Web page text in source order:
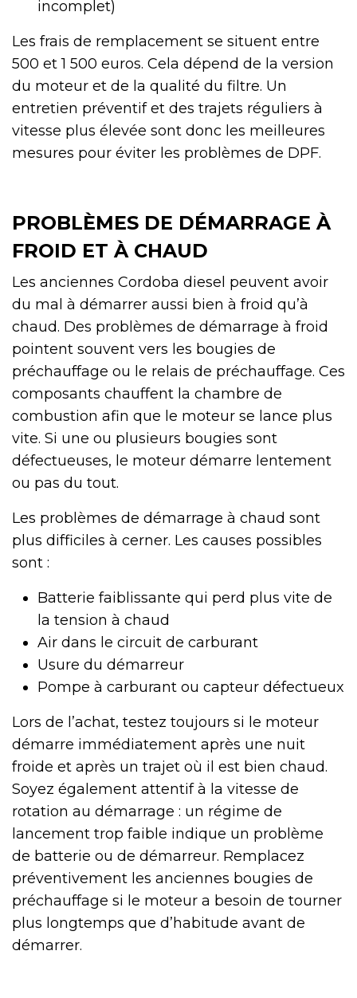
incomplet)
Les frais de remplacement se situent entre
500 et 1 500 euros. Cela dépend de la version
du moteur et de la qualité du filtre. Un
entretien préventif et des trajets réguliers à
vitesse plus élevée sont donc les meilleures
mesures pour éviter les problèmes de DPF.
PROBLÈMES DE DÉMARRAGE À
FROID ET À CHAUD
Les anciennes Cordoba diesel peuvent avoir
du mal à démarrer aussi bien à froid qu’à
chaud. Des problèmes de démarrage à froid
pointent souvent vers les bougies de
préchauffage ou le relais de préchauffage. Ces
composants chauffent la chambre de
combustion afin que le moteur se lance plus
vite. Si une ou plusieurs bougies sont
défectueuses, le moteur démarre lentement
ou pas du tout.
Les problèmes de démarrage à chaud sont
plus difficiles à cerner. Les causes possibles
sont :
Batterie faiblissante qui perd plus vite de
la tension à chaud
Air dans le circuit de carburant
Usure du démarreur
Pompe à carburant ou capteur défectueux
Lors de l’achat, testez toujours si le moteur
démarre immédiatement après une nuit
froide et après un trajet où il est bien chaud.
Soyez également attentif à la vitesse de
rotation au démarrage : un régime de
lancement trop faible indique un problème
de batterie ou de démarreur. Remplacez
préventivement les anciennes bougies de
préchauffage si le moteur a besoin de tourner
plus longtemps que d’habitude avant de
démarrer.